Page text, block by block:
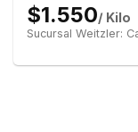
$1.550/ Kilo
Sucursal Weitzler: